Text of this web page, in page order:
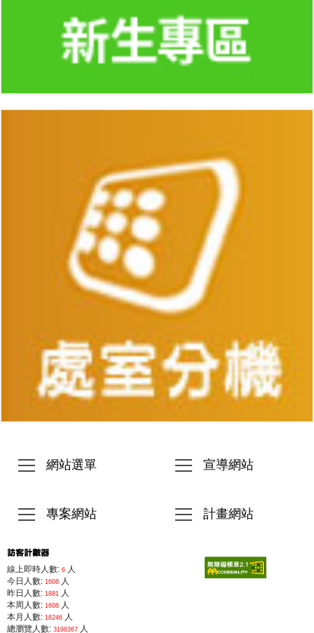
網站選單 宣導網站
專案網站 計畫網站
線上即時人數: 6 人
今日人數: 1608 人
昨日人數: 1881 人
本周人數: 1608 人
本月人數: 18246 人
總瀏覽人數: 3198367 人